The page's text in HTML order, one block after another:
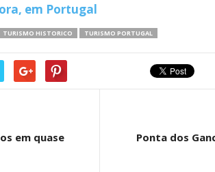
em Portugal
TURISMO HISTORICO TURISMO PORTUGAL
em quase
Ponta dos